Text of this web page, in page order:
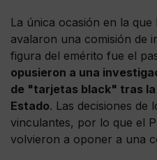
La única ocasión en la
avalaron una comisión de
figura del emérito fue el
opusieron a una
de "tarjetas black" tras
Estado. Las decisiones de
vinculantes, por lo que el
volvieron a oponer a una